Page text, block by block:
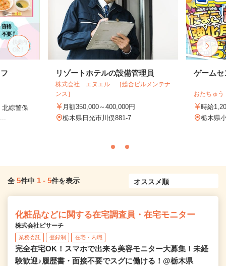
北綜警保
リゾートホテルの設備管理員
株式会社 エヌエル ［総合ビルメンテナ
ンス］
月額350,000～400,000円
栃木県日光市川俣881-7
ゲームセ
おたちゅ
時給
栃木県
全 5件中 1 - 5件を表示
化粧品などに関する在宅調査員・在宅モニター
株式会社ビサーチ
業務委託 登録制 在宅・内職
完全在宅OK！スマホで出来る美容モニター大募集！未経
験歓迎♪履歴書・面接不要でスグに働ける！@栃木県